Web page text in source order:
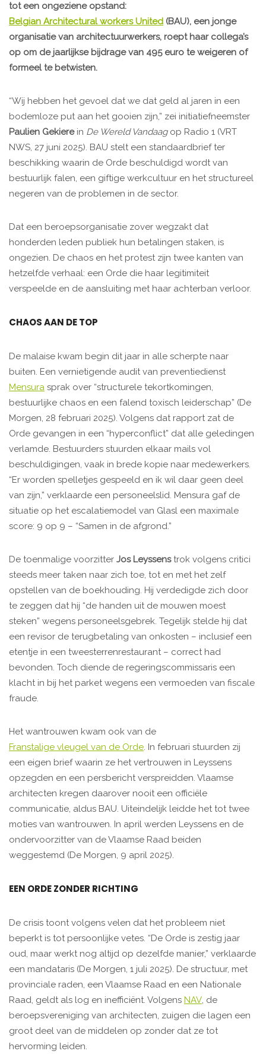
tot een ongeziene opstand:
Belgian Architectural workers United (BAU), een jonge
organisatie van architectuurwerkers, roept haar collega’s
op om de jaarlijkse bijdrage van 495 euro te weigeren of
formeel te betwisten.
“Wij hebben het gevoel dat we dat geld al jaren in een
bodemloze put aan het gooien zijn,” zei initiatiefneemster
Paulien Gekierein De Wereld Vandaagop Radio 1 (VRT
NWS, 27 juni 2025). BAU stelt een standaardbrief ter
beschikking waarin de Orde beschuldigd wordt van
bestuurlijk falen, een giftige werkcultuur en het structureel
negeren van de problemen in de sector.
Dat een beroepsorganisatie zover wegzakt dat
honderden leden publiek hun betalingen staken, is
ongezien. De chaos en het protest zijn twee kanten van
hetzelfde verhaal: een Orde die haar legitimiteit
verspeelde en de aansluiting met haar achterban verloor.
CHAOS AAN DE TOP
De malaise kwam begin dit jaar in alle scherpte naar
buiten. Een vernietigende audit van preventiedienst
Mensura sprak over “structurele tekortkomingen,
bestuurlijke chaos en een falend toxisch leiderschap” (De
Morgen, 28 februari 2025). Volgens dat rapport zat de
Orde gevangen in een “hyperconflict” dat alle geledingen
verlamde. Bestuurders stuurden elkaar mails vol
beschuldigingen, vaak in brede kopie naar medewerkers.
“Er worden spelletjes gespeeld en ik wil daar geen deel
van zijn,” verklaarde een personeelslid. Mensura gaf de
situatie op het escalatiemodel van Glasl een maximale
score: 9 op 9 – “Samen in de afgrond.”
De toenmalige voorzitter Jos Leyssenstrok volgens critici
steeds meer taken naar zich toe, tot en met het zelf
opstellen van de boekhouding. Hij verdedigde zich door
te zeggen dat hij “de handen uit de mouwen moest
steken” wegens personeelsgebrek. Tegelijk stelde hij dat
een revisor de terugbetaling van onkosten – inclusief een
etentje in een tweesterrenrestaurant – correct had
bevonden. Toch diende de regeringscommissaris een
klacht in bij het parket wegens een vermoeden van fiscale
fraude.
Het wantrouwen kwam ook van de
Franstalige vleugel van de Orde. In februari stuurden zij
een eigen brief waarin ze het vertrouwen in Leyssens
opzegden en een persbericht verspreidden. Vlaamse
architecten kregen daarover nooit een officiële
communicatie, aldus BAU. Uiteindelijk leidde het tot twee
moties van wantrouwen. In april werden Leyssens en de
ondervoorzitter van de Vlaamse Raad beiden
weggestemd (De Morgen, 9 april 2025).
EEN ORDE ZONDER RICHTING
De crisis toont volgens velen dat het probleem niet
beperkt is tot persoonlijke vetes. “De Orde is zestig jaar
oud, maar werkt nog altijd op dezelfde manier,” verklaarde
een mandataris (De Morgen, 1 juli 2025). De structuur, met
provinciale raden, een Vlaamse Raad en een Nationale
Raad, geldt als log en inefficiënt. Volgens NAV, de
beroepsvereniging van architecten, zuigen die lagen een
groot deel van de middelen op zonder dat ze tot
hervorming leiden.